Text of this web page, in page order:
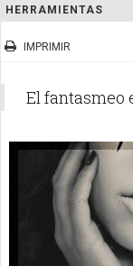
HERRAMIENTAS
IMPRIMIR
El fantasmeo